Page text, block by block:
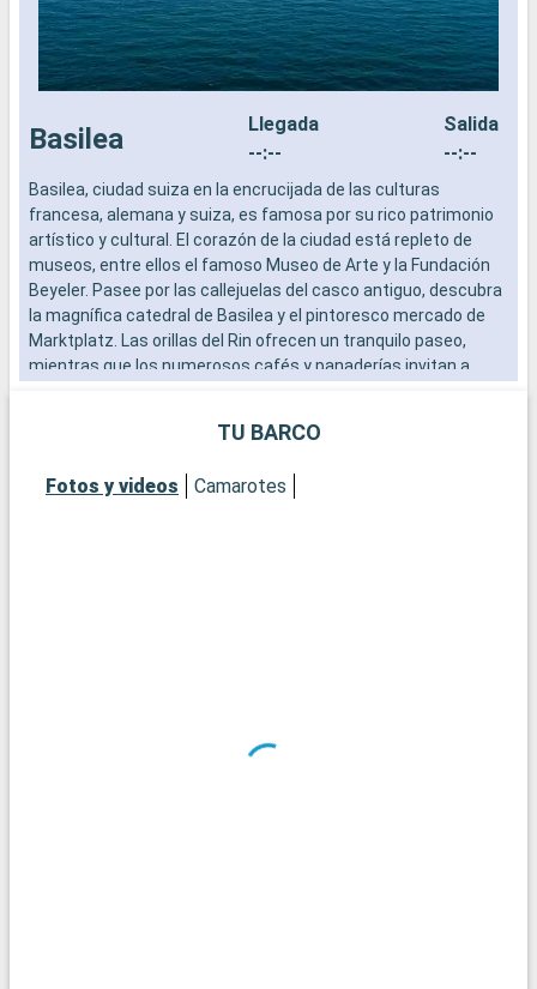
Basilea
Llegada
--:--
Salida
--:--
Basilea, ciudad suiza en la encrucijada de las culturas
francesa, alemana y suiza, es famosa por su rico patrimonio
artístico y cultural. El corazón de la ciudad está repleto de
museos, entre ellos el famoso Museo de Arte y la Fundación
Beyeler. Pasee por las callejuelas del casco antiguo, descubra
la magnífica catedral de Basilea y el pintoresco mercado de
Marktplatz. Las orillas del Rin ofrecen un tranquilo paseo,
mientras que los numerosos cafés y panaderías invitan a
TU BARCO
Fotos y videos Camarotes